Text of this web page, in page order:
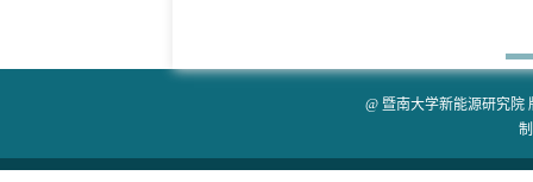
@ 暨南大学新能源研究院